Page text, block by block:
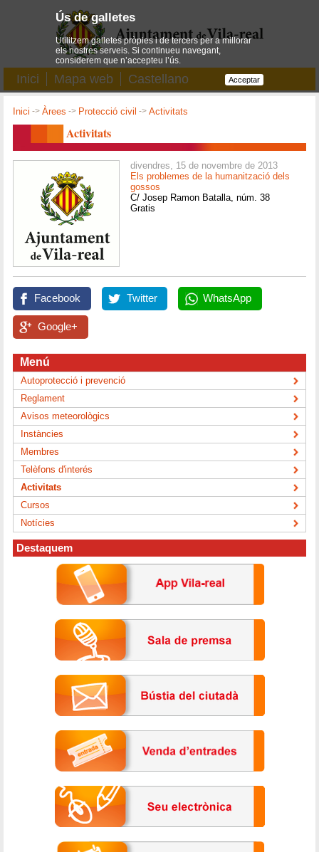
Inici Mapa web Castellano
Inici ->Àrees -> Protecció civil ->Activitats
Activitats
divendres, 15 de novembre de 2013
Els problemes de la humanització dels
gossos
C/ Josep Ramon Batalla, núm. 38
Gratis
Facebook Twitter WhatsApp
Google+
Menú
Autoprotecció i prevenció
Reglament
Avisos meteorològics
Instàncies
Membres
Telèfons d'interés
Activitats
Cursos
Notícies
Destaquem
Ús de galletes
Utilitzem galletes pròpies i de tercers per a millorar
els nostres serveis. Si continueu navegant,
considerem que n’accepteu l’ús.
Acceptar